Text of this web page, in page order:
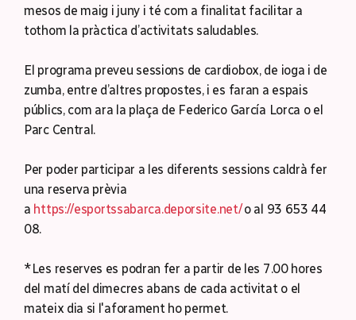
mesos de maig i juny i té com a finalitat facilitar a
tothom la pràctica d’activitats saludables.
El programa preveu sessions de cardiobox, de ioga i de
zumba, entre d’altres propostes, i es faran a espais
públics, com ara la plaça de Federico García Lorca o el
Parc Central.
Per poder participar a les diferents sessions caldrà fer
una reserva prèvia
a https://esportssabarca.deporsite.net/o al 93 653 44
08.
*Les reserves es podran fer a partir de les 7.00 hores
del matí del dimecres abans de cada activitat o el
mateix dia si l'aforament ho permet.